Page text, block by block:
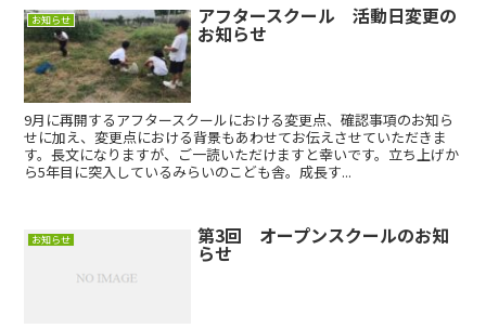
お知らせ アフタースクール 活動日変更の
お知らせ
9月に再開するアフタースクールにおける変更点、確認事項のお知ら
せに加え、変更点における背景もあわせてお伝えさせていただきま
す。長文になりますが、ご一読いただけますと幸いです。立ち上げか
ら5年目に突入しているみらいのこども舎。成長す...
お知らせ 第3回 オープンスクールのお知
らせ